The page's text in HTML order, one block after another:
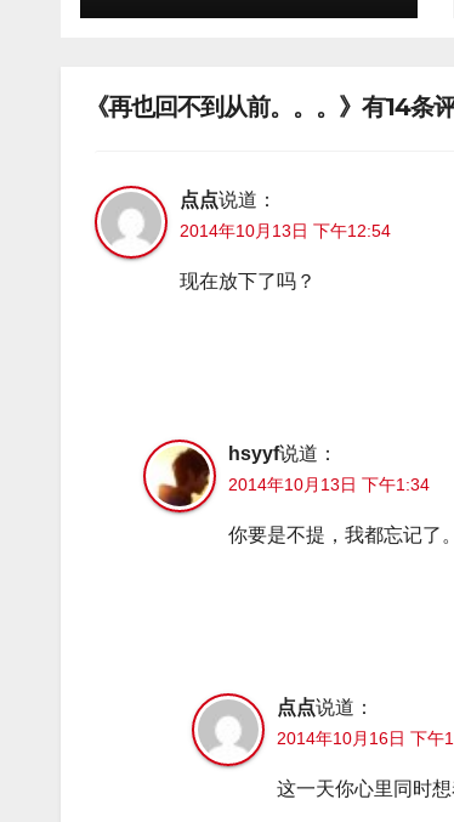
《再也回不到从前。。。》有14条
点点说道：
2014年10月13日 下午12:54
现在放下了吗？
hsyyf说道：
2014年10月13日 下午1:34
你要是不提，我都忘记了
点点说道：
2014年10月16日 下午
这一天你心里同时